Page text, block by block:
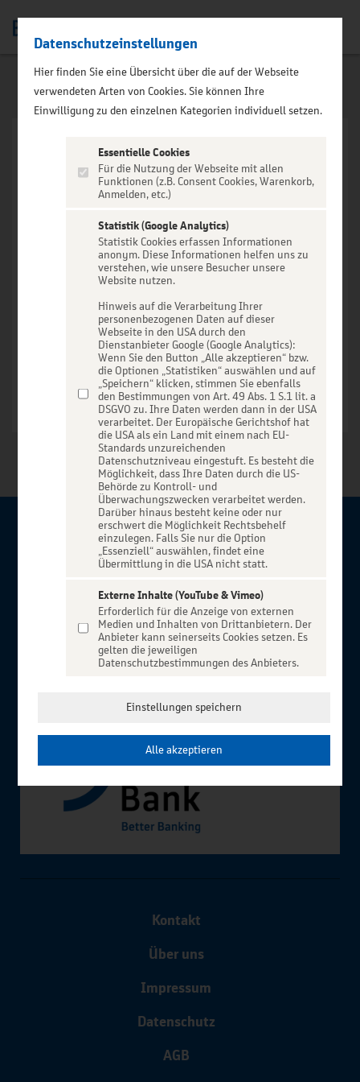
VERANSTALTUNG NICHT
GEFUNDEN
Zur Startseite
Über BBBank-Entertain
Service für alle Kunden der BBBank. Auf unserem einzigartigen
Portal finden Sie Tickets für atemberaubende Konzerte,
Musicals und Shows, die Fußball-Bundesliga sowie die
Champions League und die Europa League.
In Zusammenarbeit mit
Kontakt
Über uns
Impressum
Datenschutz
AGB
Datenschutzeinstellungen
Hier finden Sie eine Übersicht über die auf der Webseite
verwendeten Arten von Cookies. Sie können Ihre
Einwilligung zu den einzelnen Kategorien individuell setzen.
Essentielle Cookies
Für die Nutzung der Webseite mit allen
Funktionen (z.B. Consent Cookies, Warenkorb,
Anmelden, etc.)
Statistik (Google Analytics)
Statistik Cookies erfassen Informationen
anonym. Diese Informationen helfen uns zu
verstehen, wie unsere Besucher unsere
Website nutzen.
Hinweis auf die Verarbeitung Ihrer
personenbezogenen Daten auf dieser
Webseite in den USA durch den
Dienstanbieter Google (Google Analytics):
Wenn Sie den Button „Alle akzeptieren“ bzw.
die Optionen „Statistiken“ auswählen und auf
„Speichern“ klicken, stimmen Sie ebenfalls
den Bestimmungen von Art. 49 Abs. 1 S.1 lit. a
DSGVO zu. Ihre Daten werden dann in der USA
verarbeitet. Der Europäische Gerichtshof hat
die USA als ein Land mit einem nach EU-
Standards unzureichenden
Datenschutzniveau eingestuft. Es besteht die
Möglichkeit, dass Ihre Daten durch die US-
Behörde zu Kontroll- und
Überwachungszwecken verarbeitet werden.
Darüber hinaus besteht keine oder nur
erschwert die Möglichkeit Rechtsbehelf
einzulegen. Falls Sie nur die Option
„Essenziell“ auswählen, findet eine
Übermittlung in die USA nicht statt.
Externe Inhalte (YouTube & Vimeo)
Erforderlich für die Anzeige von externen
Medien und Inhalten von Drittanbietern. Der
Anbieter kann seinerseits Cookies setzen. Es
gelten die jeweiligen
Datenschutzbestimmungen des Anbieters.
Einstellungen speichern
Alle akzeptieren